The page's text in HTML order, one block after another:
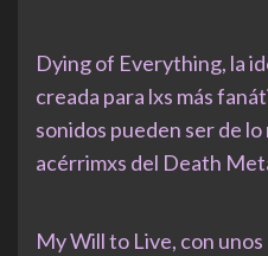
Dying of Everything, la
creada para lxs más
sonidos pueden ser de
acérrimxs del Death
My Will to Live, con